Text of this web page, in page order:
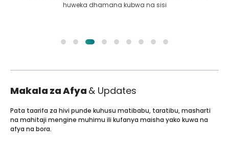
huweka dhamana kubwa na sisi
Makala za Afya & Updates
Pata taarifa za hivi punde kuhusu matibabu, taratibu, masharti
na mahitaji mengine muhimu ili kufanya maisha yako kuwa na
afya na bora.